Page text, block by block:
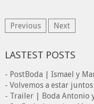
Previous Next
LASTEST POSTS
- PostBoda | Ismael y
- Volvemos a estar juntos
- Trailer | Boda Antonio